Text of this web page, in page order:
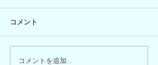
コメント
コメントを追加…